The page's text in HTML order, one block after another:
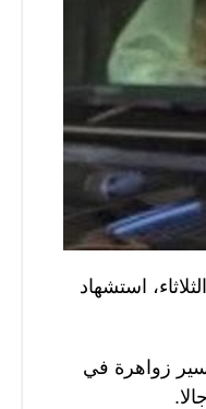
استشهاد
27 شباط الماضي الأسير زواهرة في